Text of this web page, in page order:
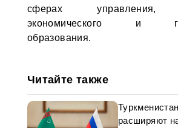
сферах управления,
экономического и
образования.
Читайте также
расширяют